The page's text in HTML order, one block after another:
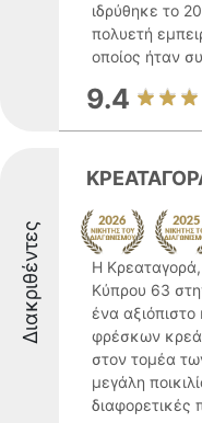
ιδρύθηκε το
πολυετή
οποίος ήταν
9.4
Διακριθέντες
Η
Κύπρου 63
ένα
φρέσκων
στον τομέα
μεγάλη
διαφορετικές